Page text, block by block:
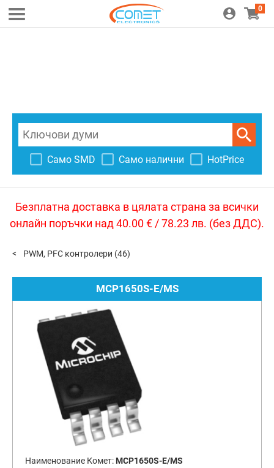
0
Само SMD Само налични HotPrice
Безплатна доставка в цялата страна за всички
онлайн поръчки над 40.00 € / 78.23 лв. (без ДДС).
PWM, PFC контролери (46)
MCP1650S-E/MS
Наименование Комет: MCP1650S-E/MS